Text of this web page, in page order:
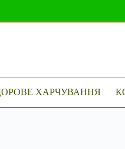
ХАРЧУВАННЯ